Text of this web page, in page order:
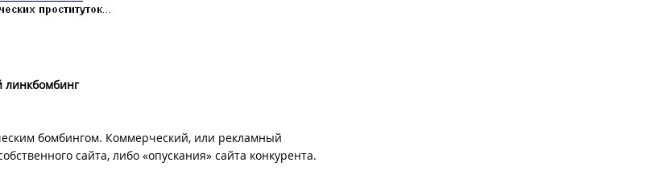
линкбомбинг
бомбингом. Коммерческий, или рекламный
сайта, либо «опускания» сайта конкурента.